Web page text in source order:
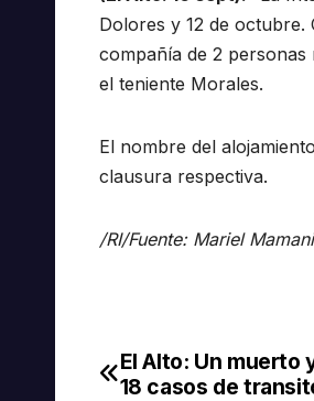
Dolores y 12 de
compañía de 2 personas
el teniente Morales.
El nombre del
clausura respectiva.
/RI/Fuente: Mariel Mamani
Navegación
El Alto: Un muerto
18 casos de